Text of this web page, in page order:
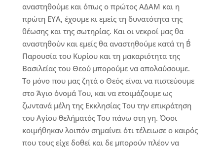
αναστηθούμε και όπως ο πρώτος ΑΔΑΜ και η
πρώτη ΕΥΑ, έχουμε κι εμείς τη δυνατότητα της
θέωσης και της σωτηρίας. Και οι νεκροί μας θα
αναστηθούν και εμείς θα αναστηθούμε κατά τη Β΄
Παρουσία του Κυρίου και τη μακαριότητα της
Βασιλείας του Θεού μπορούμε να απολαύσουμε.
Το μόνο που μας ζητά ο Θεός είναι να πιστεύουμε
στο Άγιο όνομά Του, και να ετοιμάζουμε ως
ζωντανά μέλη της Εκκλησίας Του την επικράτηση
του Αγίου θελήματός Του πάνω στη γη. Όσοι
κοιμήθηκαν λοιπόν σημαίνει ότι τέλειωσε ο καιρός
που τους είχε δοθεί και δε μπορούν πλέον να